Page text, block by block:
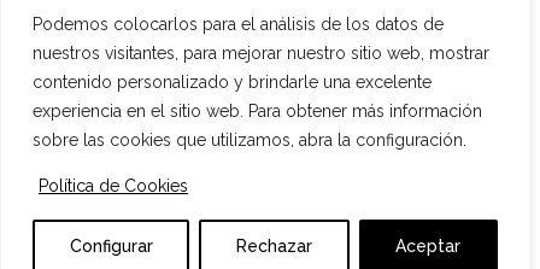
Podemos colocarlos para el análisis de los datos de
nuestros visitantes, para mejorar nuestro sitio web, mostrar
contenido personalizado y brindarle una excelente
experiencia en el sitio web. Para obtener más información
sobre las cookies que utilizamos, abra la configuración.
Política de Cookies
Configurar Rechazar Aceptar
Agencia digital Media ¿Quiénes somos?
Tienda
Comercios locales
Social Autores
Aviso Legal Política de Cookies
ES